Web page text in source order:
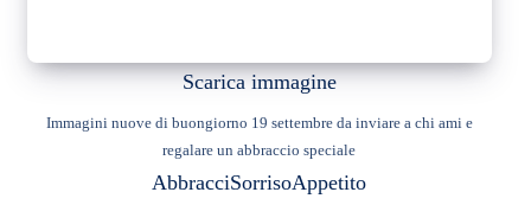
Scarica immagine
Immagini nuove di buongiorno 19 settembre da inviare a chi ami e
regalare un abbraccio speciale
AbbracciSorrisoAppetito